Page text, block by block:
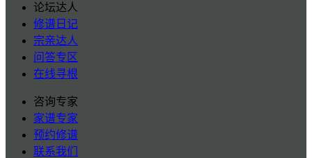
论坛达人
修谱日记
宗亲达人
问答专区
在线寻根
咨询专家
家谱专家
预约修谱
联系我们